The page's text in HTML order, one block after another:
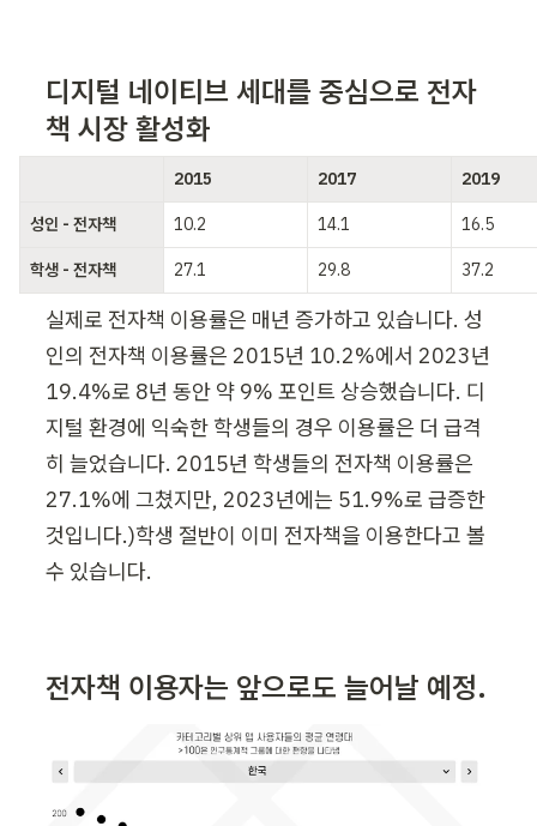
디지털 네이티브 세대를 중심으로 전자
책 시장 활성화
2015 2017 2019
성인 - 전자책 10.2 14.1 16.5
학생 - 전자책 27.1 29.8 37.2
실제로 전자책 이용률은 매년 증가하고 있습니다. 성
인의 전자책 이용률은 2015년 10.2%에서 2023년
19.4%로 8년 동안 약 9% 포인트 상승했습니다. 디
지털 환경에 익숙한 학생들의 경우 이용률은 더 급격
히 늘었습니다. 2015년 학생들의 전자책 이용률은
27.1%에 그쳤지만, 2023년에는 51.9%로 급증한
것입니다.)학생 절반이 이미 전자책을 이용한다고 볼
수 있습니다.
전자책 이용자는 앞으로도 늘어날 예정.